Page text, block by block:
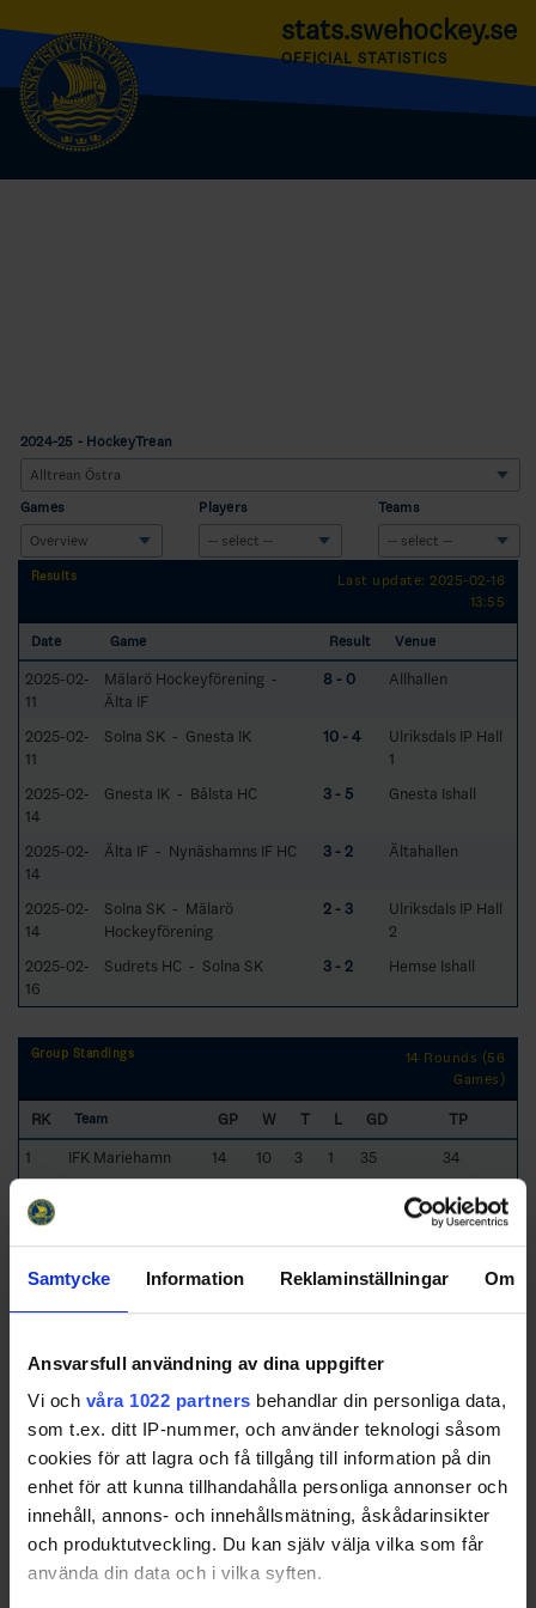
Samtycke Information Reklaminställningar Om
Ansvarsfull användning av dina uppgifter
Vi och våra 1022 partners behandlar din personliga data,
som t.ex. ditt IP-nummer, och använder teknologi såsom
cookies för att lagra och få tillgång till information på din
enhet för att kunna tillhandahålla personliga annonser och
innehåll, annons- och innehållsmätning, åskådarinsikter
och produktutveckling. Du kan själv välja vilka som får
använda din data och i vilka syften.
stats.swehockey.se
OFFICIAL STATISTICS
2024-25 - HockeyTrean
Games Players Teams
Results
Last update: 2025-02-16
13:55
Date Game Result Venue
2025-02-
11
Mälarö Hockeyförening -
Älta IF
8 - 0 Allhallen
2025-02-
11
Solna SK - Gnesta IK 10 - 4
Ulriksdals IP Hall
1
2025-02-
14
Gnesta IK - Bålsta HC 3 - 5 Gnesta Ishall
2025-02-
14
Älta IF - Nynäshamns IF HC 3 - 2 Ältahallen
2025-02-
14
Solna SK - Mälarö
Hockeyförening
2 - 3
Ulriksdals IP Hall
2
2025-02-
16
Sudrets HC - Solna SK 3 - 2 Hemse Ishall
Group Standings
14 Rounds (56
Games)
RK Team GP W T L GD
TP
1
IFK Mariehamn 14 10 3 1 35 34
2
Mälarö
14 10 2 2 33 34
5 Solna SK 14 5 2 7 -3
18
6
Sudrets HC 14 5 2 7 -6
17
7
Älta IF 14 4 2 8 -27
16
8
Gnesta IK 14 3 1 10 -27 10